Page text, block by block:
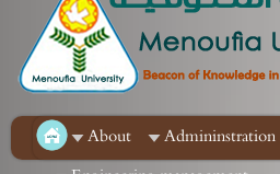
About Admininstration